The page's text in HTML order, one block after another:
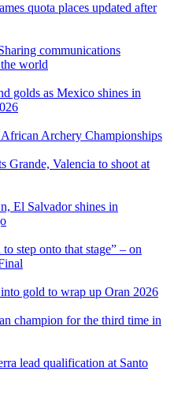
quota places updated after
communications
world
golds as Mexico shines in
Archery Championships
Grande, Valencia to shoot at
El Salvador shines in
step onto that stage” – on
gold to wrap up Oran 2026
champion for the third time in
lead qualification at Santo